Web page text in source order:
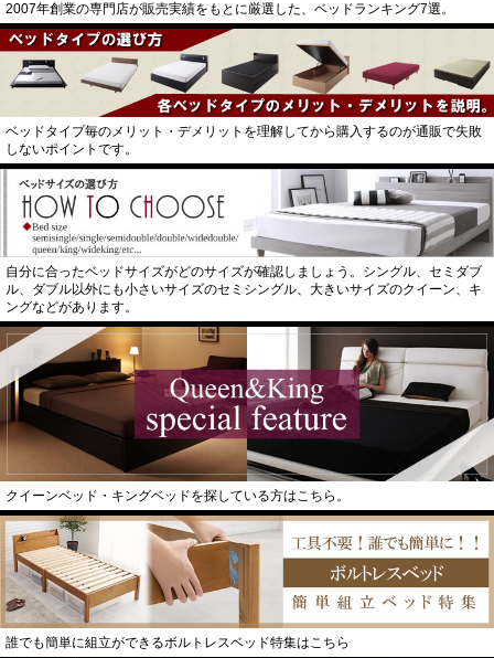
2007年創業の専門店が販売実績をもとに厳選した、ベッドランキング7選。
ベッドタイプ毎のメリット・デメリットを理解してから購入するのが通販で失敗
しないポイントです。
自分に合ったベッドサイズがどのサイズが確認しましょう。シングル、セミダブ
ル、ダブル以外にも小さいサイズのセミシングル、大きいサイズのクイーン、キ
ングなどがあります。
クイーンベッド・キングベッドを探している方はこちら。
誰でも簡単に組立ができるボルトレスベッド特集はこちら